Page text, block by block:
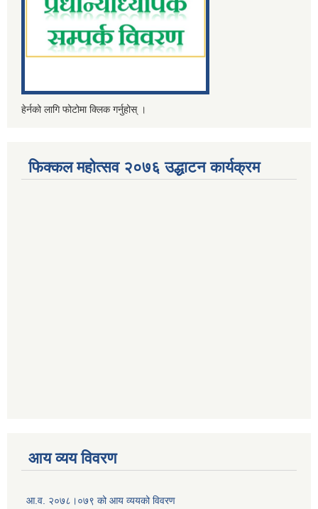
हेर्नको लागि फोटोमा क्लिक गर्नुहोस् ।
फिक्कल महोत्सव २०७६ उद्धाटन कार्यक्रम
आय व्यय विवरण
आ.व. २०७८।०७९ को आय व्ययको विवरण